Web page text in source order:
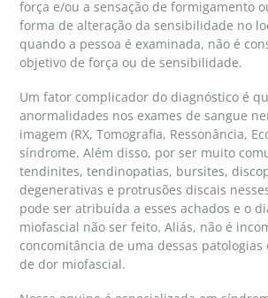
força e/ou a sensação de formigamento
forma de alteração da sensibilidade no
quando a pessoa é examinada, não é
objetivo de força ou de sensibilidade.
Um fator complicador do diagnóstico é
anormalidades nos exames de sangue
imagem (RX, Tomografia, Ressonância,
síndrome. Além disso, por ser muito
tendinites, tendinopatias, bursites,
degenerativas e protrusões discais
pode ser atribuída a esses achados e o
miofascial não ser feito. Aliás, não é
concomitância de uma dessas
de dor miofascial.